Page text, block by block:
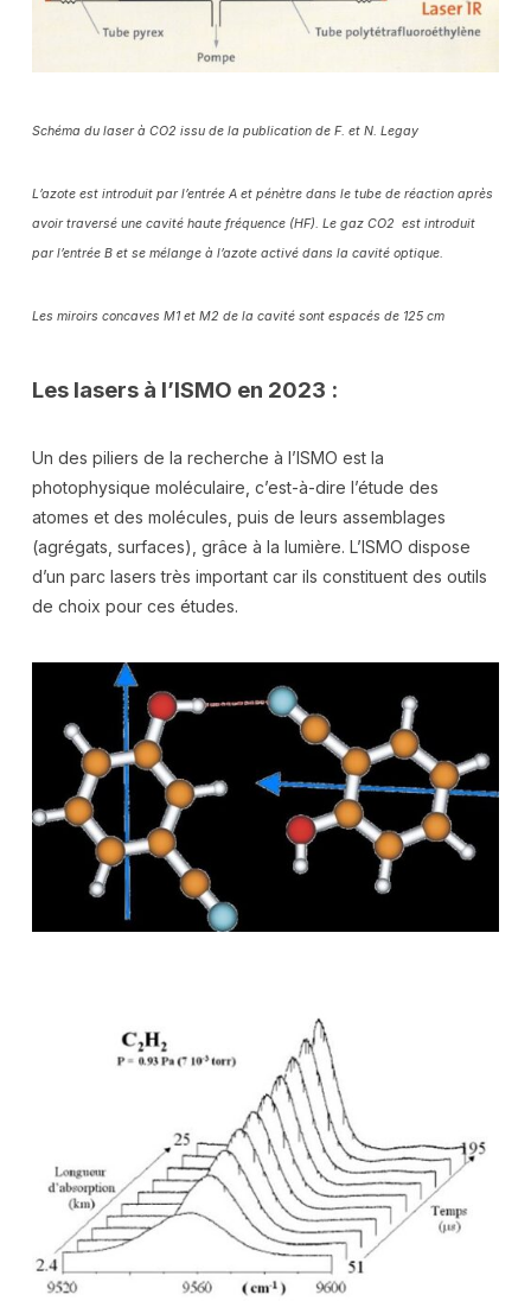
Schéma du laser à CO2 issu de la publication de F. et N. Legay
L’azote est introduit par l’entrée A et pénètre dans le tube de réaction après
avoir traversé une cavité haute fréquence (HF). Le gaz CO2 est introduit
par l’entrée B et se mélange à l’azote activé dans la cavité optique.
Les miroirs concaves M1 et M2 de la cavité sont espacés de 125 cm
Les lasers à l’ISMO en 2023 :
Un des piliers de la recherche à l’ISMO est la
photophysique moléculaire, c’est-à-dire l’étude des
atomes et des molécules, puis de leurs assemblages
(agrégats, surfaces), grâce à la lumière. L’ISMO dispose
d’un parc lasers très important car ils constituent des outils
de choix pour ces études.